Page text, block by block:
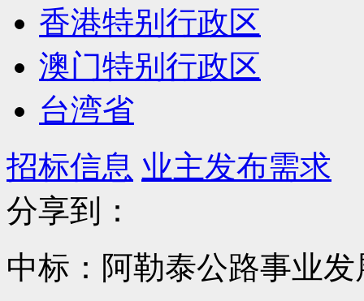
香港特别行政区
澳门特别行政区
台湾省
招标信息 业主发布需求
分享到：
中标：阿勒泰公路事业